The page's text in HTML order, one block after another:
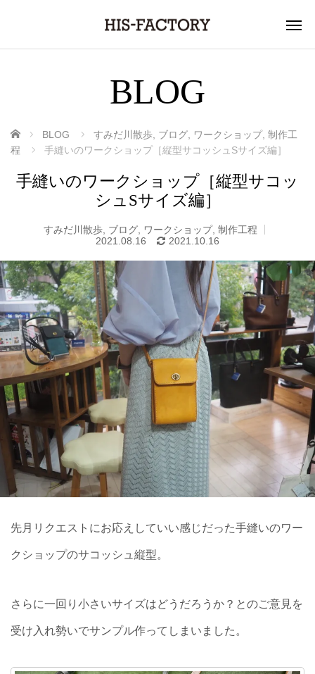
BLOG
ホーム BLOG すみだ川散歩 ブログ ワークショップ, 制作工
程
手縫いのワークショップ［縦型サコッシュSサイズ編］
手縫いのワークショップ［縦型サコッ
シュSサイズ編］
すみだ川散歩, ブログ, ワークショップ, 制作工程
2021.08.16
2021.10.16
先月リクエストにお応えしていい感じだった手縫いのワー
クショップのサコッシュ縦型。
さらに一回り小さいサイズはどうだろうか？とのご意見を
受け入れ勢いでサンプル作ってしまいました。